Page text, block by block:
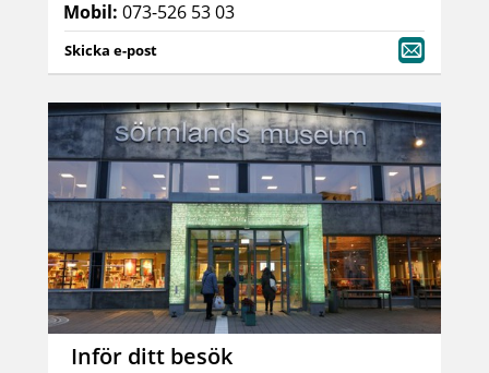
Mobil: 073-526 53 03
Skicka e-post
Inför ditt besök